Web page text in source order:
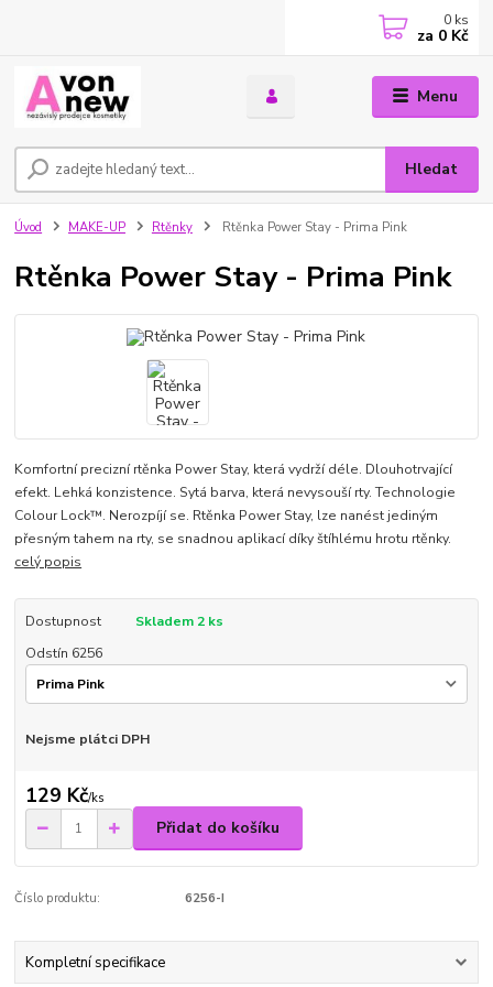
Menu
Hledat
0 ks
za 0 Kč
Úvod MAKE-UP Rtěnky Rtěnka Power Stay - Prima Pink
Rtěnka Power Stay - Prima Pink
Komfortní precizní rtěnka Power Stay, která vydrží déle. Dlouhotrvající
efekt. Lehká konzistence. Sytá barva, která nevysouší rty. Technologie
Colour Lock™. Nerozpíjí se. Rtěnka Power Stay, lze nanést jediným
přesným tahem na rty, se snadnou aplikací díky štíhlému hrotu rtěnky.
celý popis
Dostupnost
Skladem 2 ks
Odstín 6256
Nejsme plátci DPH
129 Kč/ks
Přidat do košíku
Číslo produktu: 6256-I
Kompletní specifikace